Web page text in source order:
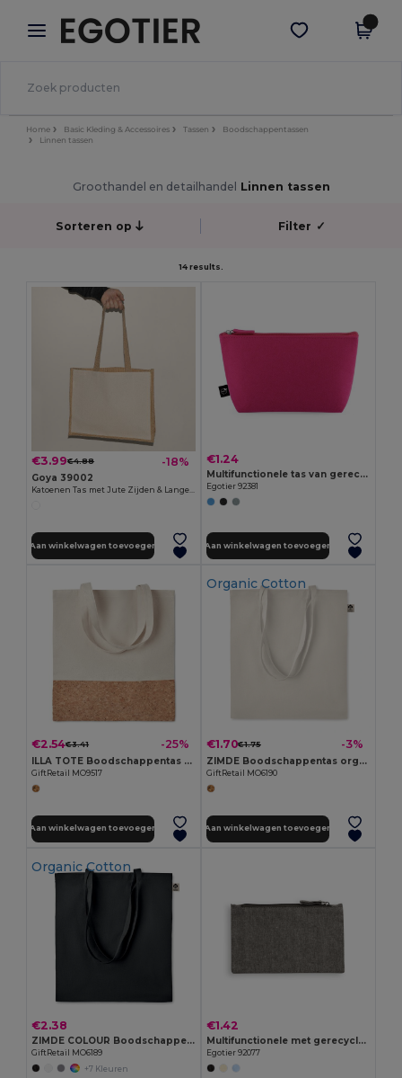
× Egotier-app
Betere prijzen in de app!
Download app
Home Basic Kleding & Accessoires Tassen
Boodschappentassen
Linnen tassen
Groothandel en detailhandel Linnen tassen
Sorteren op Filter ✓
14 results.
€3.99€4.88 -18%
Goya 39002
Katoenen Tas met Jute Zijden & Lange Hengsels SHOPPER
Aan winkelwagen toevoegen
€1.24
Multifunctionele tas van gerecycled vilt (100% rPET)
Egotier 92381
Aan winkelwagen toevoegen
€2.54€3.41 -25%
ILLA TOTE Boodschappentas met kurk
GiftRetail MO9517
Aan winkelwagen toevoegen
Organic Cotton
€1.70€1.75 -3%
ZIMDE Boodschappentas organischkatoen
GiftRetail MO6190
Aan winkelwagen toevoegen
Organic Cotton
€2.38
ZIMDE COLOUR Boodschappentas van organisch
GiftRetail MO6189
+7 Kleuren
€1.42
Multifunctionele met gerecycled katoen (70%) en polyester (30% rPET) (140 g/m²)
Egotier 92077